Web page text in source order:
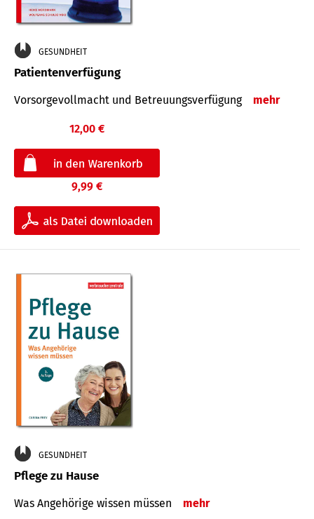
GESUNDHEIT
Patientenverfügung
Vorsorgevollmacht und Betreuungsverfügung mehr
12,00 €
9,99 €
GESUNDHEIT
Pflege zu Hause
Was Angehörige wissen müssen mehr